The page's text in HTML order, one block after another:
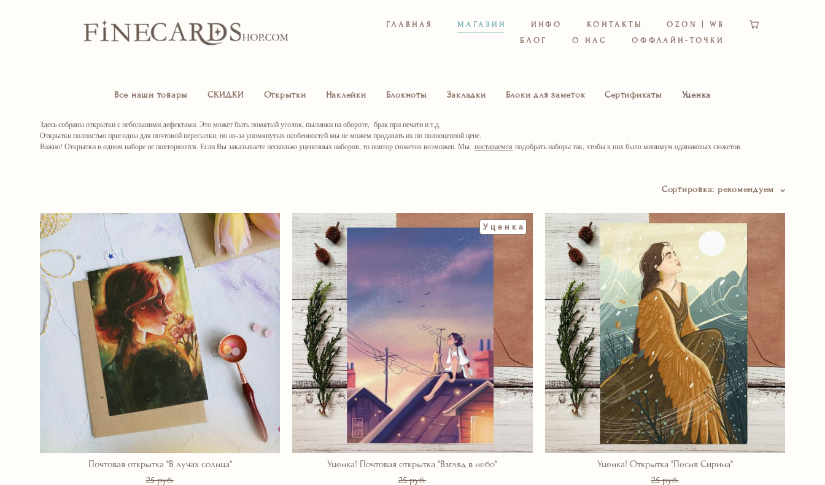
ГЛАВНАЯ МАГАЗИН ИНФО КОНТАКТЫ
OZON | WB
БЛОГ
О НАС ОФФЛАЙН-ТОЧКИ
Все наши товары СКИДКИ Открытки Наклейки Блокноты Закладки Блоки для заметок Сертификаты Уценка
Здесь собраны открытки с небольшими дефектами. Это может быть помятый уголок, пылинки на обороте, брак при печати и т.д.
Открытки полностью пригодны для почтовой пересылки, но из-за упомянутых особенностей мы не можем продавать их по полноценной цене.
Важно! Открытки в одном наборе не повторяются. Если Вы заказываете несколько уцененных наборов, то повтор сюжетов возможен. Мы постараемся подобрать наборы так, чтобы в них было минимум одинаковых сюжетов.
Сортировка: рекомендуем
Почтовая открытка "В лучах солнца"
25 pуб.
Уценка
Уценка! Почтовая открытка "Взгляд в небо"
25 pуб.
Уценка! Открытка "Песня Сирина"
25 pуб.